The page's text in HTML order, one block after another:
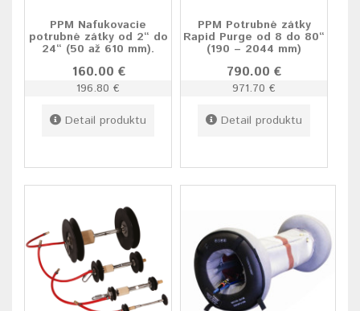
PPM Nafukovacie
potrubné zátky od 2“ do
24“ (50 až 610 mm).
160.00 €
196.80 €
Detail produktu
PPM Potrubné zátky
Rapid Purge od 8 do 80“
(190 – 2044 mm)
790.00 €
971.70 €
Detail produktu